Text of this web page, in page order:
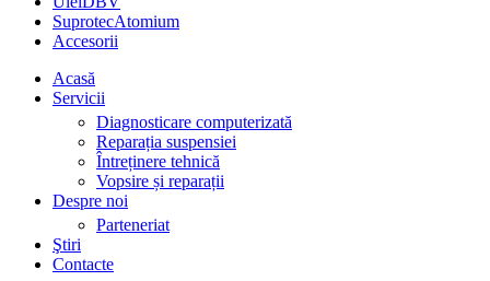
SuprotecAtomium
Accesorii
Acasă
Servicii
Diagnosticare computerizată
Reparația suspensiei
Întreținere tehnică
Vopsire și reparații
Despre noi
Parteneriat
Ştiri
Contacte